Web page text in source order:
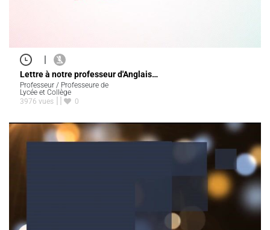
|
Lettre à notre professeur d'Anglais…
Professeur / Professeure de
Lycée et Collège
3976 vues
0